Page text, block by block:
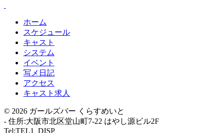
ホーム
スケジュール
キャスト
システム
イベント
写メ日記
アクセス
キャスト求人
© 2026 ガールズバー くらすめいと
- 住所:大阪市北区堂山町7-22 はやし源ビル2F
Tel:TEL1_DISP